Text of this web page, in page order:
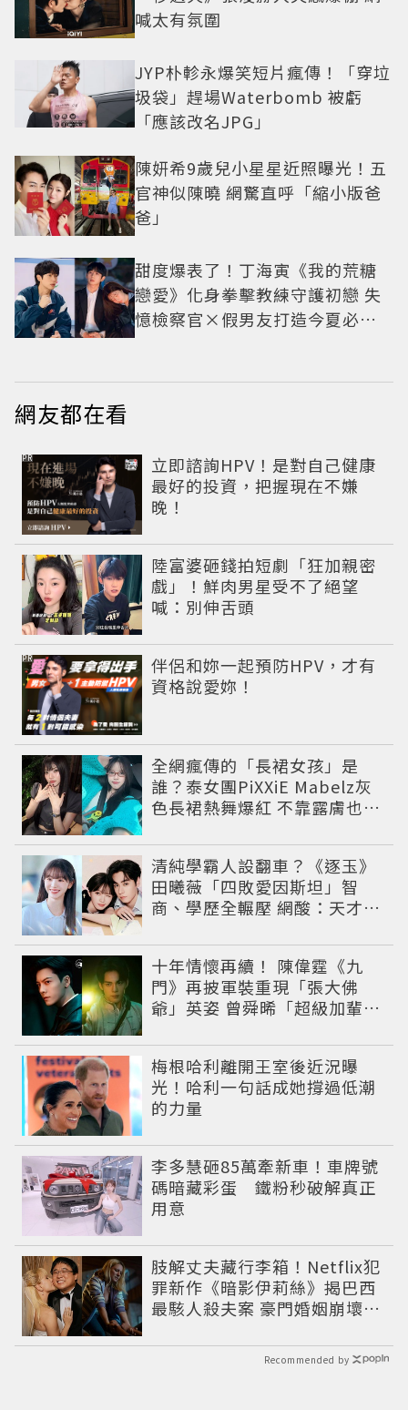
喊太有氛圍
JYP朴軫永爆笑短片瘋傳！「穿垃
圾袋」趕場Waterbomb 被虧
「應該改名JPG」
陳妍希9歲兒小星星近照曝光！五
官神似陳曉 網驚直呼「縮小版爸
爸」
甜度爆表了！丁海寅《我的荒糖
戀愛》化身拳擊教練守護初戀 失
憶檢察官×假男友打造今夏必看
網友都在看
立即諮詢HPV！是對自己健康
最好的投資，把握現在不嫌
晚！
PR
陸富婆砸錢拍短劇「狂加親密
戲」！鮮肉男星受不了絕望
喊：別伸舌頭
伴侶和妳一起預防HPV，才有
資格說愛妳！
PR
全網瘋傳的「長裙女孩」是
誰？泰女團PiXXiE Mabelz灰
色長裙熱舞爆紅 不靠露膚也能
清純學霸人設翻車？《逐玉》
田曦薇「四敗愛因斯坦」智
商、學歷全輾壓 網酸：天才全
十年情懷再續！ 陳偉霆《九
門》再披軍裝重現「張大佛
爺」英姿 曾舜晞「超級加輩」
梅根哈利離開王室後近況曝
光！哈利一句話成她撐過低潮
的力量
李多慧砸85萬牽新車！車牌號
碼暗藏彩蛋 鐵粉秒破解真正
用意
肢解丈夫藏行李箱！Netflix犯
罪新作《暗影伊莉絲》揭巴西
最駭人殺夫案 豪門婚姻崩壞釀
Recommended by